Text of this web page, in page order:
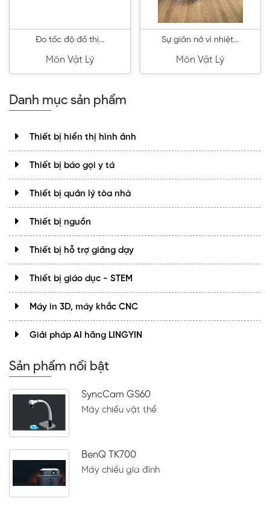
Danh mục sản phẩm
Thiết bị hiển thị hình ảnh
Thiết bị báo gọi y tá
Thiết bị quản lý tòa nhà
Thiết bị nguồn
Thiết bị hỗ trợ giảng dạy
Thiết bị giáo dục - STEM
Máy in 3D, máy khắc CNC
Giải pháp AI hãng LINGYIN
Sản phẩm nổi bật
SyncCam GS60
Máy chiếu vật thể
BenQ TK700
Máy chiếu gia đình
Đo tốc độ đồ thị...
Môn Vật Lý
Sự giãn nở vì nhiệt...
Môn Vật Lý